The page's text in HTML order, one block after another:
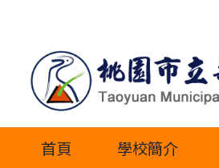
內
首頁 學校簡介